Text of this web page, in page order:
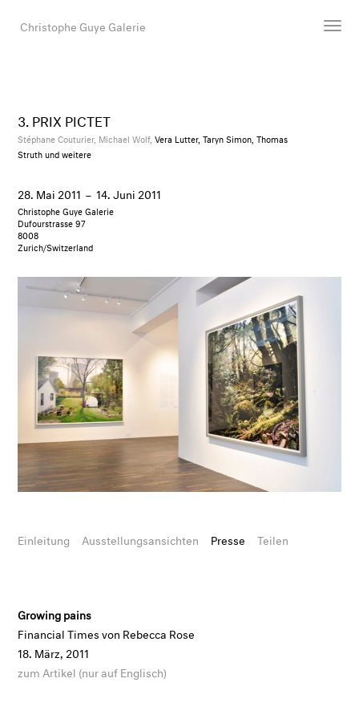
Christophe Guye Galerie
E-Mail
3. PRIX PICTET
Stéphane Couturier, Michael Wolf,Vera Lutter, Taryn Simon, Thomas
Struth und weitere
28. Mai 2011 –14. Juni 2011
Christophe Guye Galerie
Dufourstrasse 97
8008
Zurich/Switzerland
Einleitung Ausstellungsansichten Presse Teilen
Growing pains
Financial Times von Rebecca Rose
18. März, 2011
zum Artikel (nur auf Englisch)